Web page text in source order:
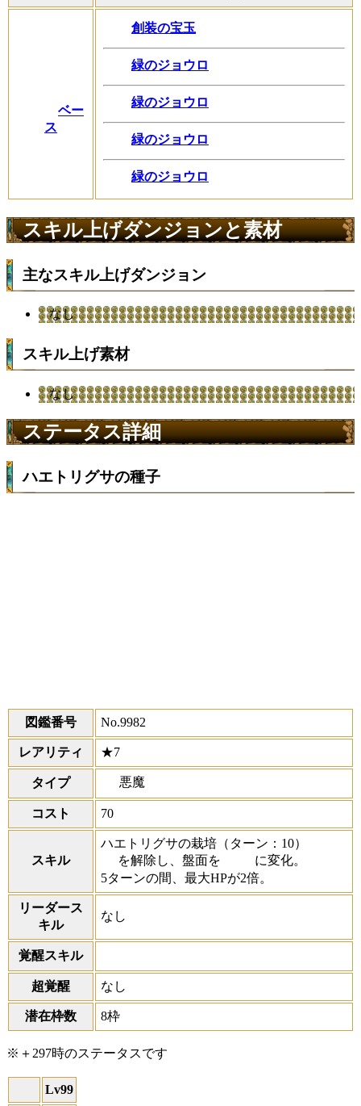
ベー
ス
創装の宝玉
緑のジョウロ
緑のジョウロ
緑のジョウロ
緑のジョウロ
スキル上げダンジョンと素材
主なスキル上げダンジョン
なし
スキル上げ素材
なし
ステータス詳細
ハエトリグサの種子
図鑑番号 No.9982
レアリティ ★7
タイプ 悪魔
コスト 70
スキル
ハエトリグサの栽培 （ターン：10）
を解除し、盤面を
に変化。
5ターンの間、最大HPが2倍。
リーダース
キル
なし
覚醒スキル
超覚醒 なし
潜在枠数 8枠
※＋297時のステータスです
Lv99